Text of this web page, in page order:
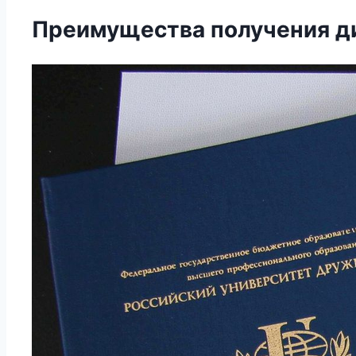
Преимущества получения